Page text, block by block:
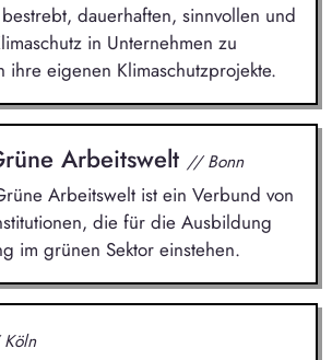
dauerhaften, sinnvollen und
in Unternehmen zu
ihre eigenen Klimaschutzprojekte.
Arbeitswelt // Bonn
Arbeitswelt ist ein Verbund von
die für die Ausbildung
im grünen Sektor einstehen.